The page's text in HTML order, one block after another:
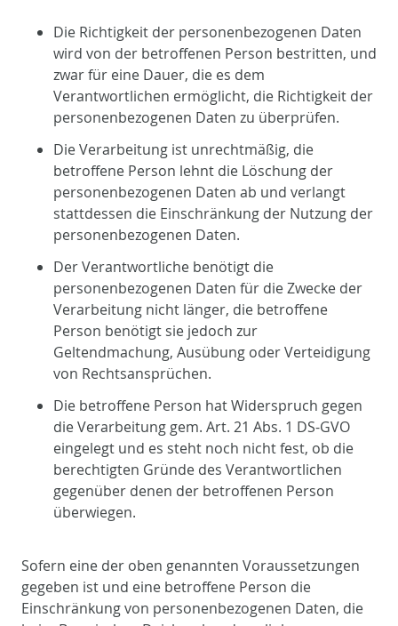
Die Richtigkeit der personenbezogenen Daten
wird von der betroffenen Person bestritten, und
zwar für eine Dauer, die es dem
Verantwortlichen ermöglicht, die Richtigkeit der
personenbezogenen Daten zu überprüfen.
Die Verarbeitung ist unrechtmäßig, die
betroffene Person lehnt die Löschung der
personenbezogenen Daten ab und verlangt
stattdessen die Einschränkung der Nutzung der
personenbezogenen Daten.
Der Verantwortliche benötigt die
personenbezogenen Daten für die Zwecke der
Verarbeitung nicht länger, die betroffene
Person benötigt sie jedoch zur
Geltendmachung, Ausübung oder Verteidigung
von Rechtsansprüchen.
Die betroffene Person hat Widerspruch gegen
die Verarbeitung gem. Art. 21 Abs. 1 DS-GVO
eingelegt und es steht noch nicht fest, ob die
berechtigten Gründe des Verantwortlichen
gegenüber denen der betroffenen Person
überwiegen.
Sofern eine der oben genannten Voraussetzungen
gegeben ist und eine betroffene Person die
Einschränkung von personenbezogenen Daten, die